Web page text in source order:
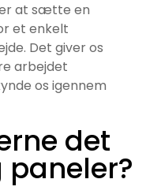
at sætte en
et enkelt
Det giver os
arbejdet
os igennem
det